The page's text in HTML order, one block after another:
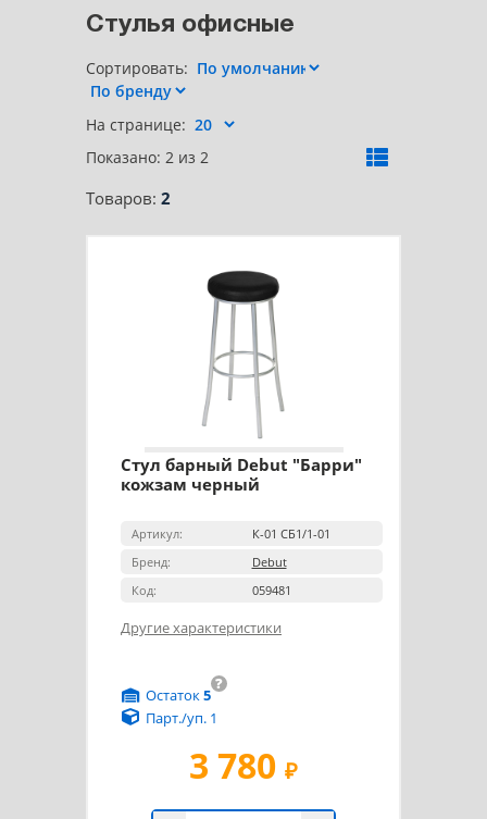
Стулья офисные
Сортировать:
На странице:
Показано: 2 из 2
Товаров: 2
Стул барный Debut "Барри"
кожзам черный
Артикул:
К-01 СБ1/1-01
Бренд:
Debut
Код:
059481
Другие характеристики
3 780 ₽
?
Остаток5
Парт./уп. 1